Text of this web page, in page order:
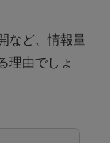
など、情報量
理由でしょ